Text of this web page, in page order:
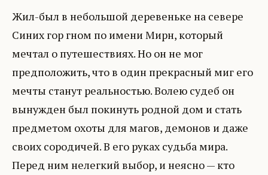
Жил-был в небольшой деревеньке на севере
Синих гор гном по имени Мирн, который
мечтал о путешествиях. Но он не мог
предположить, что в один прекрасный миг его
мечты станут реальностью. Волею судеб он
вынужден был покинуть родной дом и стать
предметом охоты для магов, демонов и даже
своих сородичей. В его руках судьба мира.
Перед ним нелегкий выбор, и неясно — кто